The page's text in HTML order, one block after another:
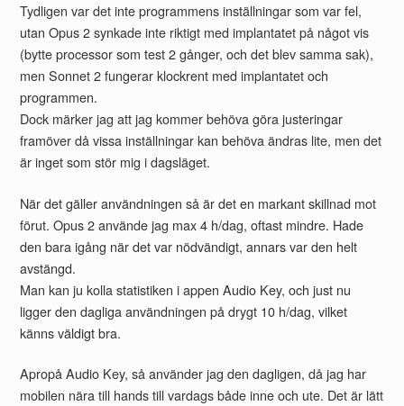
Tydligen var det inte programmens inställningar som var fel,
utan Opus 2 synkade inte riktigt med implantatet på något vis
(bytte processor som test 2 gånger, och det blev samma sak),
men Sonnet 2 fungerar klockrent med implantatet och
programmen.
Dock märker jag att jag kommer behöva göra justeringar
framöver då vissa inställningar kan behöva ändras lite, men det
är inget som stör mig i dagsläget.
När det gäller användningen så är det en markant skillnad mot
förut. Opus 2 använde jag max 4 h/dag, oftast mindre. Hade
den bara igång när det var nödvändigt, annars var den helt
avstängd.
Man kan ju kolla statistiken i appen Audio Key, och just nu
ligger den dagliga användningen på drygt 10 h/dag, vilket
känns väldigt bra.
Apropå Audio Key, så använder jag den dagligen, då jag har
mobilen nära till hands till vardags både inne och ute. Det är lätt